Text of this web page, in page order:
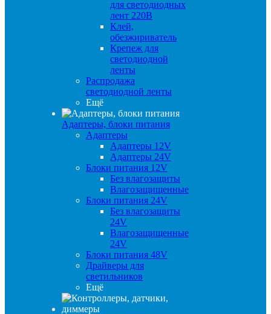
для светодиодных
лент 220В
Клей,
обезжириватель
Крепеж для
светодиодной
ленты
Распродажа
светодиодной ленты
Ещё
Адаптеры, блоки питания
Адаптеры
Адаптеры 12V
Адаптеры 24V
Блоки питания 12V
Без влагозащиты
Влагозащищенные
Блоки питания 24V
Без влагозащиты
24V
Влагозащищенные
24V
Блоки питания 48V
Драйверы для
светильников
Ещё